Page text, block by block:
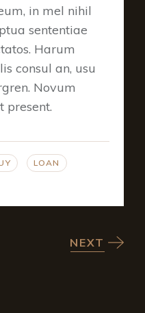
in mel nihil
sententiae
Harum
consul an, usu
Novum
present.
LOAN
NEXT